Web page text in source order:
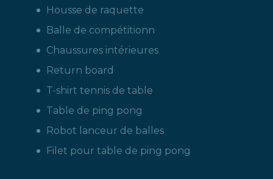
Housse de raquette
Balle de compétitionn
Chaussures intérieures
Return board
T-shirt tennis de table
Table de ping pong
Robot lanceur de balles
Filet pour table de ping pong